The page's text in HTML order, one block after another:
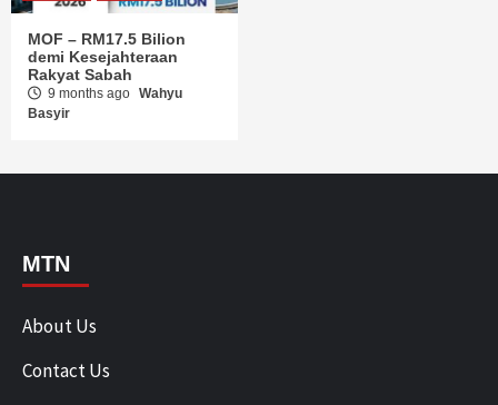
MOF – RM17.5 Bilion
demi Kesejahteraan
Rakyat Sabah
9 months ago Wahyu
Basyir
MTN
About Us
Contact Us